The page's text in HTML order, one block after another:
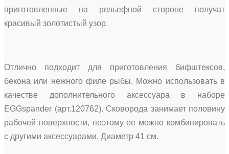
приготовленные на рельефной стороне получат
красивый золотистый узор.
Отлично подходит для приготовления бифштексов,
бекона или нежного филе рыбы. Можно использовать в
качестве дополнительного аксессуара в наборе
EGGspander (арт.120762). Сковорода занимает половину
рабочей поверхности, поэтому ее можно комбинировать
с другими аксессуарами. Диаметр 41 см.